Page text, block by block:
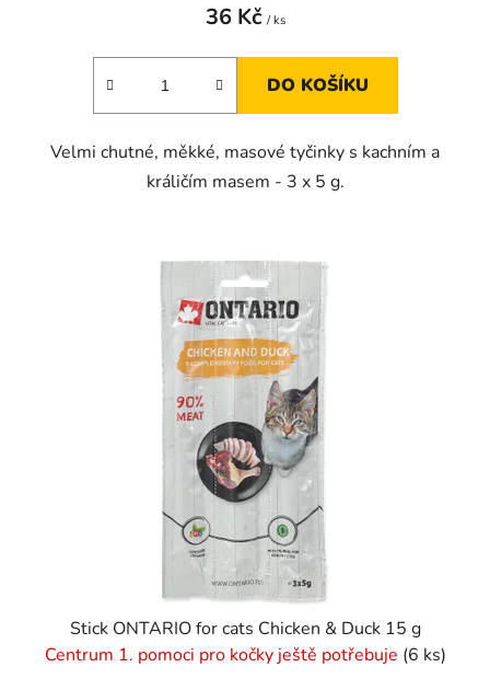
36 Kč / ks
DO KOŠÍKU
Velmi chutné, měkké, masové tyčinky s kachním a
králičím masem - 3 x 5 g.
Stick ONTARIO for cats Chicken & Duck 15 g
Centrum 1. pomoci pro kočky ještě potřebuje (6 ks)